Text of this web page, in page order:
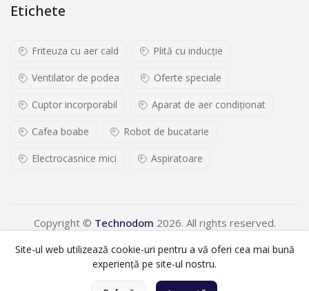
Etichete
Friteuza cu aer cald Plită cu inducţie
Ventilator de podea Oferte speciale
Cuptor incorporabil Aparat de aer condiționat
Cafea boabe Robot de bucatarie
Electrocasnice mici Aspiratoare
Copyright © Technodom 2026. All rights reserved.
Site-ul web utilizează cookie-uri pentru a vă oferi cea mai bună
experiență pe site-ul nostru.